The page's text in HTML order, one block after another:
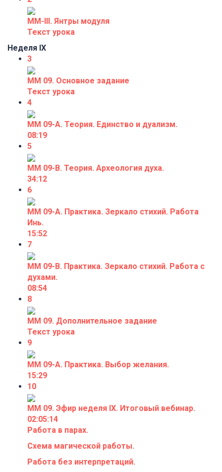
ММ-III. Янтры модуля
Текст урока
Неделя IX
3
ММ 09. Основное задание
Текст урока
4
ММ 09-А. Теория. Единство и дуализм.
08:19
5
ММ 09-В. Теория. Археология духа.
34:12
6
ММ 09-А. Практика. Зеркало стихий. Работа
Инь.
15:52
7
ММ 09-В. Практика. Зеркало стихий. Работа с
духами.
08:54
8
ММ 09. Дополнительное задание
Текст урока
9
ММ 09-А. Практика. Выбор желания.
15:29
10
ММ 09. Эфир неделя IX. Итоговый вебинар.
02:05:14
Работа в парах.
Схема магической работы.
Работа без интерпретаций.